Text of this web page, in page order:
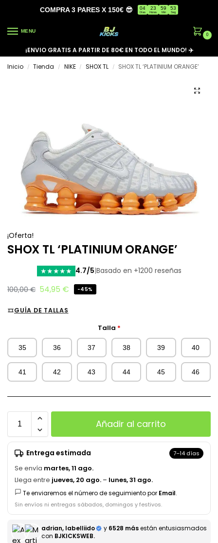
COMPRA 3 PARES X 150€ 😎 04
Días
23
Horas
59
Min
53
Seg
MENU
0
¡ENVIO GRATIS A PARTIR DE 80€ EN TODO EL MUNDO! ✈️
Inicio
/ Tienda / NIKE / SHOX TL / SHOX TL ‘PLATINIUM ORANGE’
¡Oferta!
SHOX TL ‘PLATINIUM ORANGE’
★★★★★ 4.7/5|Basado en +1200 reseñas
100,00€ 54,95 € -45%
GUÍA DE TALLAS
Talla *
35 36 37 38 39 40
41 42 43 44 45 46
Añadir al carrito
Entrega estimada 7–14 días
Se envía martes, 11 ago.
Llega entre jueves, 20 ago. – lunes, 31 ago.
Te enviaremos el número de seguimiento por Email.
Sin envíos ni entregas sábados, domingos y festivos.
adrian, labelliido y 6528 másestán entusiasmados
con BJKICKSWEB.